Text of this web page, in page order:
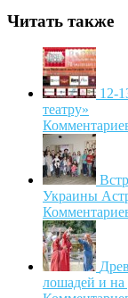
Читать также
12-
театру»
Украины
лошадей и